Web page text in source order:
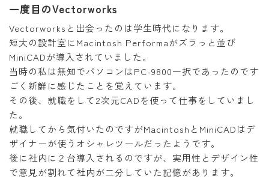
一度目のVectorworks
Vectorworksと出会ったのは学生時代になります。
短大の設計室にMacintosh Performaがズラっと並び
MiniCADが導入されていました。
当時の私は無知でパソコンはPC-9800一択であったのです
ごく新鮮に感じたことを覚えています。
その後、就職をして2次元CADを使って仕事をしていまし
た。
就職してから気付いたのですがMacintoshとMiniCADはデ
ザイナーが使うオシャレツールだったようです。
後に社内に２台導入されるのですが、実用性とデザイン性
で意見が割れて社内が二分していた記憶があります。